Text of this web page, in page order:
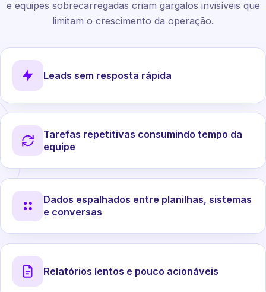
e equipes sobrecarregadas criam gargalos invisíveis que
limitam o crescimento da operação.
Leads sem resposta rápida
Tarefas repetitivas consumindo tempo da
equipe
Dados espalhados entre planilhas, sistemas
e conversas
Relatórios lentos e pouco acionáveis